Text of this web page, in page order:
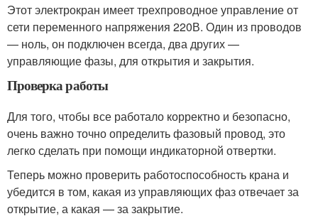
Этот электрокран имеет трехпроводное управление от
сети переменного напряжения 220В. Один из проводов
— ноль, он подключен всегда, два других —
управляющие фазы, для открытия и закрытия.
Проверка работы
Для того, чтобы все работало корректно и безопасно,
очень важно точно определить фазовый провод, это
легко сделать при помощи индикаторной отвертки.
Теперь можно проверить работоспособность крана и
убедится в том, какая из управляющих фаз отвечает за
открытие, а какая — за закрытие.